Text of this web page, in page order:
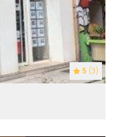
5 (3)